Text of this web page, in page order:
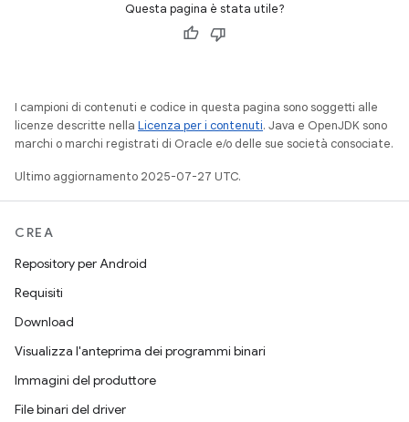
Questa pagina è stata utile?
I campioni di contenuti e codice in questa pagina sono soggetti alle
licenze descritte nella Licenza per i contenuti. Java e OpenJDK sono
marchi o marchi registrati di Oracle e/o delle sue società consociate.
Ultimo aggiornamento 2025-07-27 UTC.
CREA
Repository per Android
Requisiti
Download
Visualizza l'anteprima dei programmi binari
Immagini del produttore
File binari del driver